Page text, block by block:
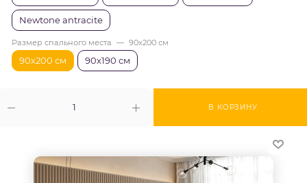
В КОРЗИНУ
Newtone antracite
Размер спального места — 90х200 см
90х200 см 90х190 см